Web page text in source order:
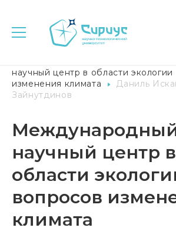
научный центр в области
изменения климата
Даниль
Зайнутдинов
научный центр в
области
вопросов
климата